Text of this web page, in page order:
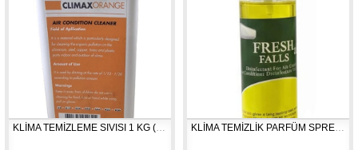
KLİMA TEMİZLEME SIVISI 1 KG (CLEANER)